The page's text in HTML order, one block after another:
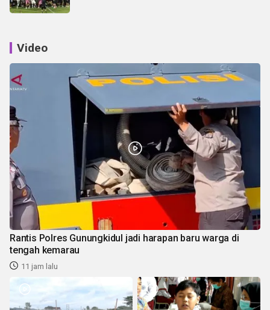
Video
Rantis Polres Gunungkidul jadi harapan baru warga di
tengah kemarau
11 jam lalu